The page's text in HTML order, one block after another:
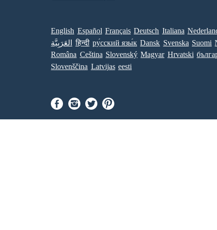
English Español Français Deutsch Italiana
العَرَبِيَّة
हिन्दी ру́сский язы́к Dansk Svenska Suomi
Româna Ceština Slovenský Magyar Hrvatski
Slovenščina Latvijas eesti